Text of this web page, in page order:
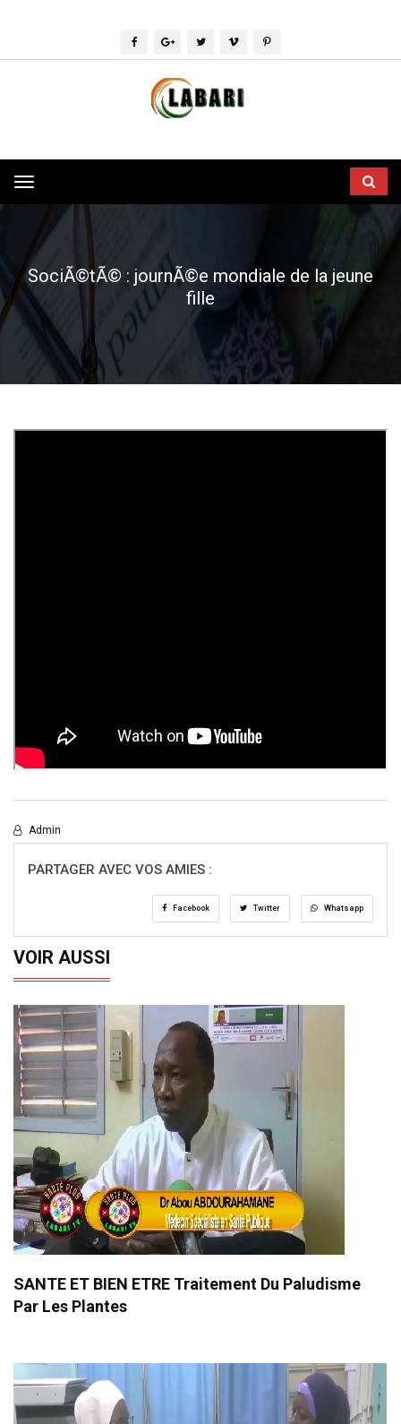
Toggle
navigation
SociÃ©tÃ© : journÃ©e mondiale de la jeune
fille
Admin
PARTAGER AVEC VOS AMIES :
Facebook Twitter Whatsapp
VOIR AUSSI
SANTE ET BIEN ETRE Traitement Du Paludisme
Par Les Plantes